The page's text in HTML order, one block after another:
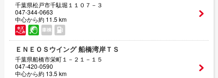
千葉県松戸市千駄堀１１０７－３
047-344-0663
中心から約 11.5 km
ＥＮＥＯＳウイング 船橋湾岸ＴＳ
千葉県船橋市栄町１－２１－１５
047-420-0590
中心から約 13.5 km